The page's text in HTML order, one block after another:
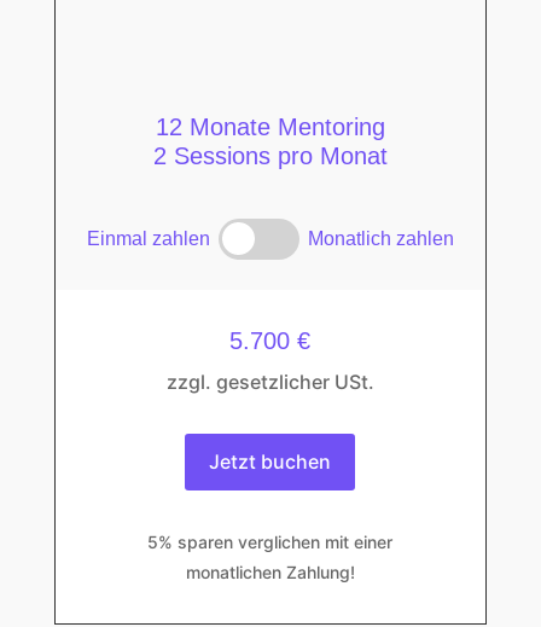
12 Monate Mentoring
2 Sessions pro Monat
Einmal zahlen Monatlich zahlen
5.700 €
zzgl. gesetzlicher USt.
Jetzt buchen
5% sparen verglichen mit einer
monatlichen Zahlung!